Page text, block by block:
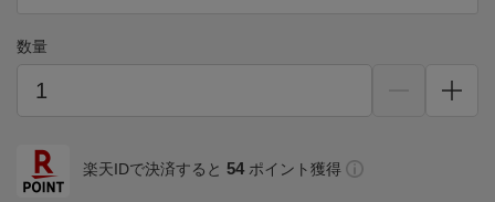
数量
楽天IDで決済すると 54 ポイント獲得